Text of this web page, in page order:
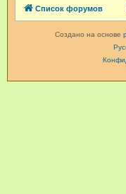
Список форумов
Создано на основе